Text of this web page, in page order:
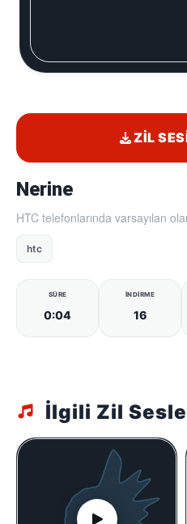
Nerine
HTC telefonlarında varsayılan
htc
SÜRE
0:04
İNDIRME
16
ZIL
İlgili Zil